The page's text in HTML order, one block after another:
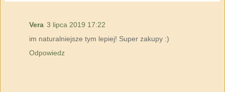
Vera 3 lipca 2019 17:22
im naturalniejsze tym lepiej! Super zakupy :)
Odpowiedz